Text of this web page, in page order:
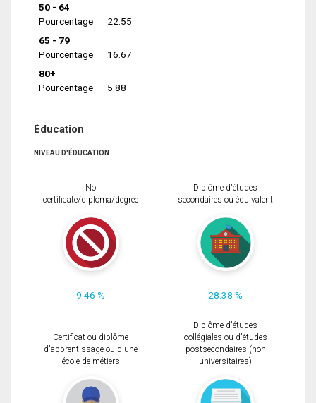
50 - 64
Pourcentage
22.55
65 - 79
Pourcentage
16.67
80+
Pourcentage
5.88
Éducation
NIVEAU D'ÉDUCATION
No
certificate/diploma/degree
9.46 %
Diplôme d'études
secondaires ou équivalent
28.38 %
Certificat ou diplôme
d'apprentissage ou d'une
école de métiers
Diplôme d'études
collégiales ou d'études
postsecondaires (non
universitaires)